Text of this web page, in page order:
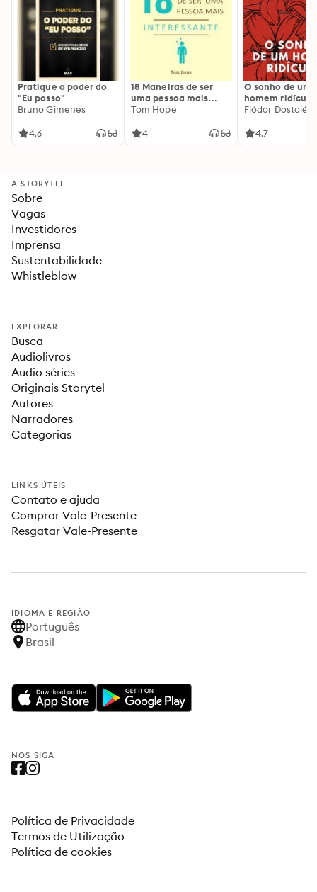
Pratique o poder do
"Eu posso"
Bruno Gimenes
4.6
18 Maneiras de ser
uma pessoa mais
interessante
Tom Hope
4
O sonho de um
homem ridículo
Fiódor
4.7
A STORYTEL
Sobre
Vagas
Investidores
Imprensa
Sustentabilidade
Whistleblow
EXPLORAR
Busca
Audiolivros
Audio séries
Originais Storytel
Autores
Narradores
Categorias
LINKS ÚTEIS
Contato e ajuda
Comprar Vale-Presente
Resgatar Vale-Presente
IDIOMA E REGIÃO
Português
Brasil
NOS SIGA
Política de Privacidade
Termos de Utilização
Política de cookies